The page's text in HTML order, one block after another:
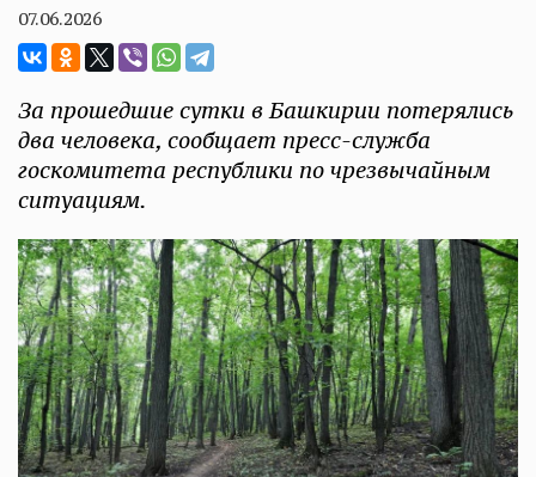
07.06.2026
За прошедшие сутки в Башкирии потерялись
два человека, сообщает пресс-служба
госкомитета республики по чрезвычайным
ситуациям.